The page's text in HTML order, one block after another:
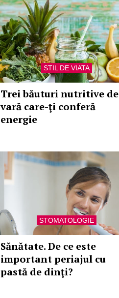
STIL DE VIATA
Trei băuturi nutritive de
vară care-ţi conferă
energie
STOMATOLOGIE
Sănătate. De ce este
important periajul cu
pastă de dinţi?